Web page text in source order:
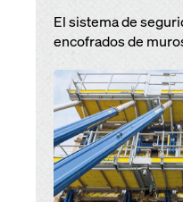
El sistema de
encofrados de
Open